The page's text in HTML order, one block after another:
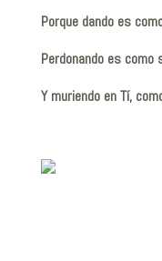
Porque dando es
Perdonando es como
Y muriendo en Tí,